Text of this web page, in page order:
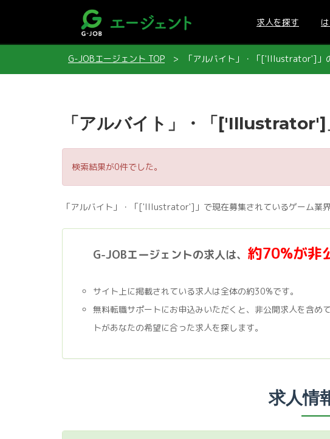
求人を探す
G-JOBエージェント TOP 「アルバイト」・「['Illustrator']」
「アルバイト」・「['Illustrator']
検索結果が0件でした。
「アルバイト」・「['Illustrator']」で現在募集されているゲーム業界
G-JOBエージェントの求人は、 約70%が非
サイト上に掲載されている求人は全体の約30%です。
無料転職サポートにお申込みいただくと、非公開求人を含め
トがあなたの希望に合った求人を探します。
求人情